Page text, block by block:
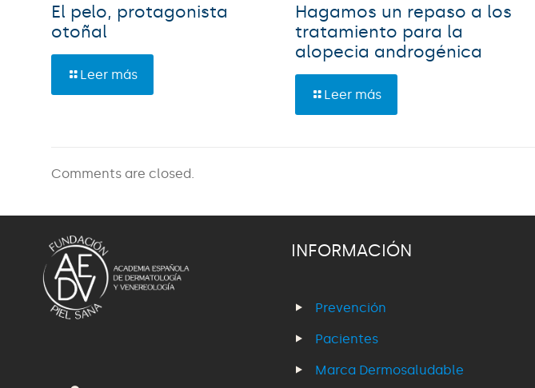
El pelo, protagonista
otoñal
Leer más
Hagamos un repaso a los
tratamiento para la
alopecia androgénica
Leer más
Comments are closed.
INFORMACIÓN
Prevención
Pacientes
Marca Dermosaludable